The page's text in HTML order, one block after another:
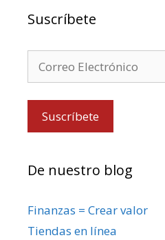
Suscríbete
De nuestro blog
Finanzas = Crear valor
Tiendas en línea